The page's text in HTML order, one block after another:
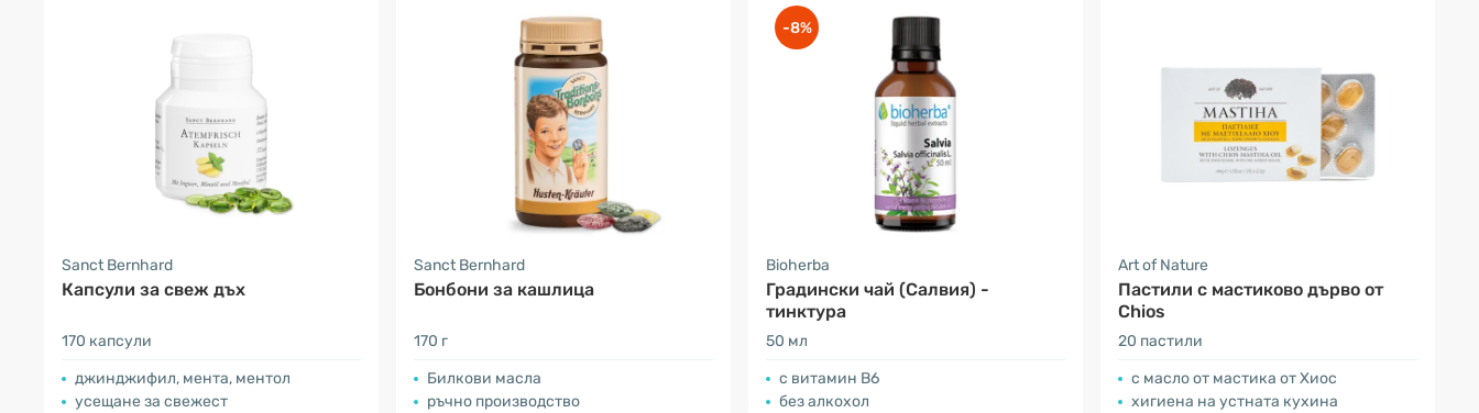
Sanct Bernhard
Капсули за свеж дъх
170 капсули
джинджифил, мента, ментол
усещане за свежест
Sanct Bernhard
Бонбони за кашлица
170 г
Билкови масла
ръчно производство
-8%
Bioherba
Градински чай (Салвия) -
тинктура
50 мл
c витамин B6
без алкохол
Art of Nature
Пастили с мастиково дърво от
Chios
20 пастили
с масло от мастика от Хиос
хигиена на устната кухина